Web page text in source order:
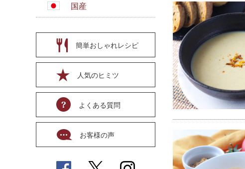
国産
簡単おしゃれレシピ
人気のヒミツ
よくある質問
お客様の声